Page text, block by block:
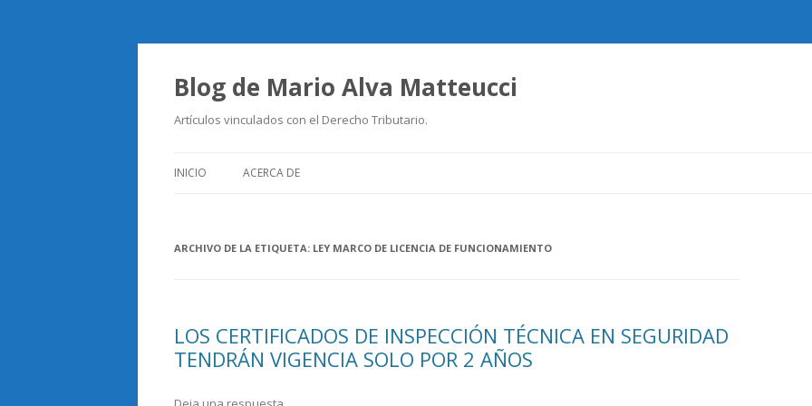
Blog de Mario Alva Matteucci
Artículos vinculados con el Derecho Tributario.
INICIO ACERCA DE
ARCHIVO DE LA ETIQUETA: LEY MARCO DE LICENCIA DE FUNCIONAMIENTO
LOS CERTIFICADOS DE INSPECCIÓN TÉCNICA EN SEGURIDAD
TENDRÁN VIGENCIA SOLO POR 2 AÑOS